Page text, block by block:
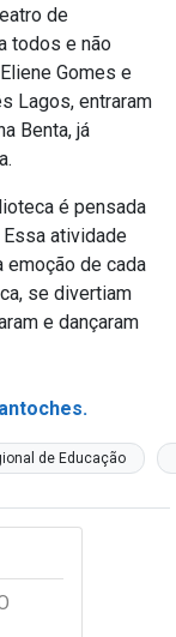
de
todos e não
Gomes e
Lagos, entraram
Benta, já
é pensada
atividade
de cada
se divertiam
e dançaram
de Educação